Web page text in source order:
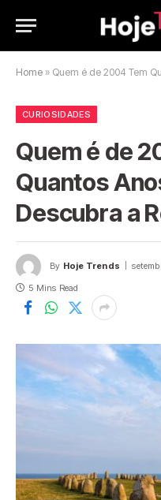
Home » Quem é de 2004 Tem
CURIOSIDADES
Quem é de
Quantos
Descubra a
By Hoje Trends
5 Mins Read